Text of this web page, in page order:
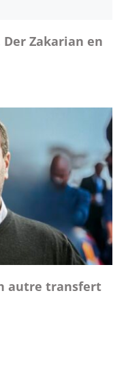
Zakarian en
autre transfert